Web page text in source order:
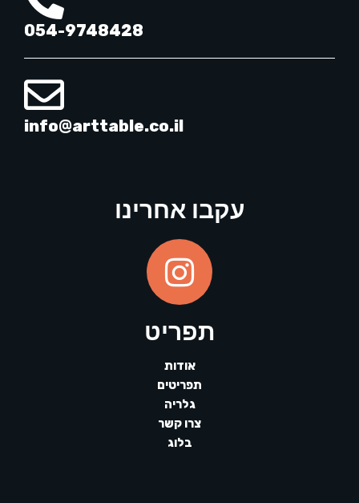
054-9748428
info@arttable.co.il
עקבו אחרינו
תפריט
אודות
תפריטים
גלריה
צרו קשר
בלוג